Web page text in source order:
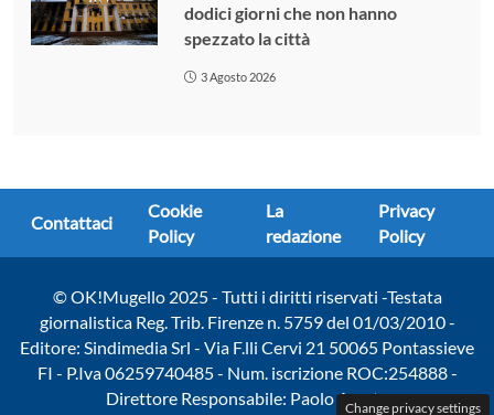
dodici giorni che non hanno
spezzato la città
3 Agosto 2026
Contattaci
Cookie
Policy
La
redazione
Privacy
Policy
© OK!Mugello 2025 - Tutti i diritti riservati -Testata
giornalistica Reg. Trib. Firenze n. 5759 del 01/03/2010 -
Editore: Sindimedia Srl - Via F.lli Cervi 21 50065 Pontassieve
FI - P.Iva 06259740485 - Num. iscrizione ROC:254888 -
Direttore Responsabile: Paolo AmatoChange privacy settings